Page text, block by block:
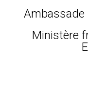
Ambassade
Ministère